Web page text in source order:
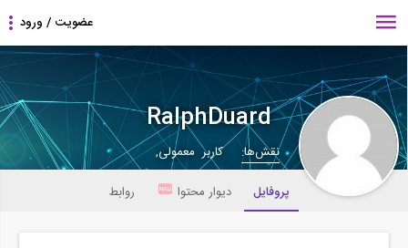
RalphDuard
نقش‌ها:
کاربر معمولی,
پروفایل
دیوار محتوا روابط